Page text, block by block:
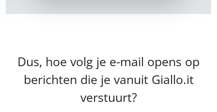
Dus, hoe volg je e-mail opens op
berichten die je vanuit Giallo.it
verstuurt?